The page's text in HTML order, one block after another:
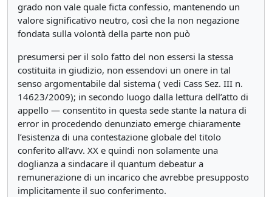
grado non vale quale ficta confessio, mantenendo un
valore significativo neutro, così che la non negazione
fondata sulla volontà della parte non può
presumersi per il solo fatto del non essersi la stessa
costituita in giudizio, non essendovi un onere in tal
senso argomentabile dal sistema ( vedi Cass Sez. III n.
14623/2009); in secondo luogo dalla lettura dell’atto di
appello — consentito in questa sede stante la natura di
error in procedendo denunziato emerge chiaramente
l’esistenza di una contestazione globale del titolo
conferito all’avv. XX e quindi non solamente una
doglianza a sindacare il quantum debeatur a
remunerazione di un incarico che avrebbe presupposto
implicitamente il suo conferimento.